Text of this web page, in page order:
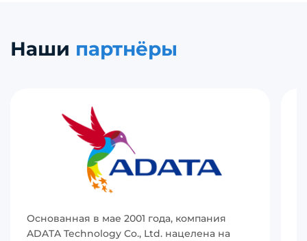
Наши партнёры
Основанная в мае 2001 года, компания
ADATA Technology Co., Ltd. нацелена на